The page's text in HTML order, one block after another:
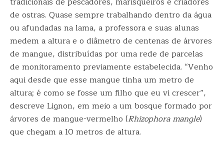
de ostras. Quase sempre trabalhando dentro da água
ou afundadas na lama, a professora e suas alunas
medem a altura e o diâmetro de centenas de árvores
de mangue, distribuídas por uma rede de parcelas
de monitoramento previamente estabelecida. “Venho
aqui desde que esse mangue tinha um metro de
altura; é como se fosse um filho que eu vi crescer”,
descreve Lignon, em meio a um bosque formado por
árvores de mangue-vermelho (Rhizophora mangle)
que chegam a 10 metros de altura.